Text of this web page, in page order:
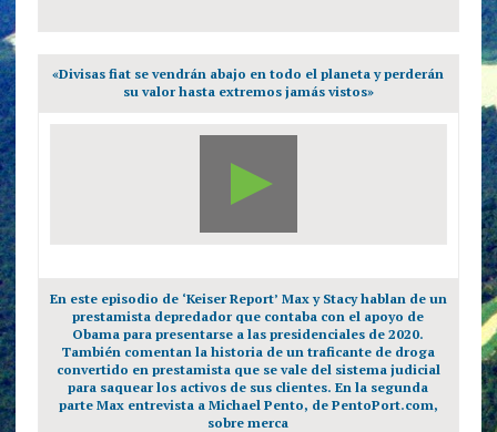
«Divisas fiat se vendrán abajo en todo el planeta y perderán
su valor hasta extremos jamás vistos»
En este episodio de ‘Keiser Report’ Max y Stacy hablan de un
prestamista depredador que contaba con el apoyo de
Obama para presentarse a las presidenciales de 2020.
También comentan la historia de un traficante de droga
convertido en prestamista que se vale del sistema judicial
para saquear los activos de sus clientes. En la segunda
parte Max entrevista a Michael Pento, de PentoPort.com,
sobre merca